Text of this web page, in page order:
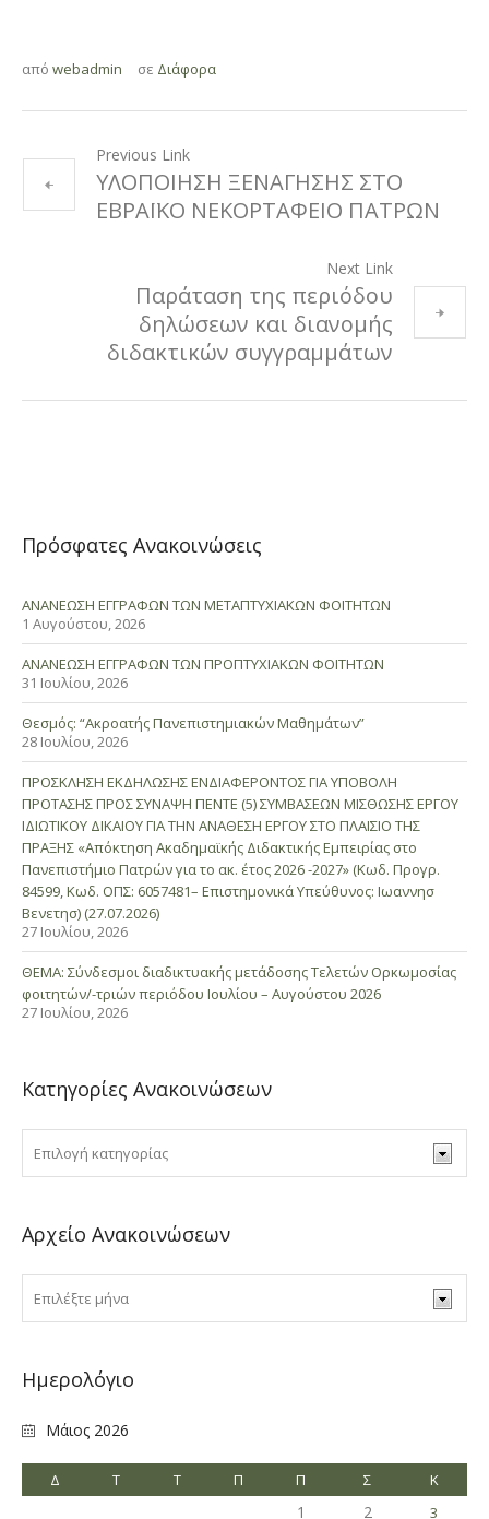
από webadmin σε Διάφορα
Previous Link
ΥΛΟΠΟΙΗΣΗ ΞΕΝΑΓΗΣΗΣ ΣΤΟ
ΕΒΡΑΪΚΟ ΝΕΚΟΡΤΑΦΕΙΟ ΠΑΤΡΩΝ
Next Link
Παράταση της περιόδου
δηλώσεων και διανομής
διδακτικών συγγραμμάτων
Πρόσφατες Ανακοινώσεις
ΑΝΑΝΕΩΣΗ ΕΓΓΡΑΦΩΝ ΤΩΝ ΜΕΤΑΠΤΥΧΙΑΚΩΝ ΦΟΙΤΗΤΩΝ
1 Αυγούστου, 2026
ΑΝΑΝΕΩΣΗ ΕΓΓΡΑΦΩΝ ΤΩΝ ΠΡΟΠΤΥΧΙΑΚΩΝ ΦΟΙΤΗΤΩΝ
31 Ιουλίου, 2026
Θεσμός: “Ακροατής Πανεπιστημιακών Μαθημάτων”
28 Ιουλίου, 2026
ΠΡΟΣΚΛΗΣΗ ΕΚΔΗΛΩΣΗΣ ΕΝΔΙΑΦΕΡΟΝΤΟΣ ΓΙΑ ΥΠΟΒΟΛΗ
ΠΡΟΤΑΣΗΣ ΠΡΟΣ ΣΥΝΑΨΗ ΠΕΝΤΕ (5) ΣΥΜΒΑΣΕΩΝ ΜΙΣΘΩΣΗΣ ΕΡΓΟΥ
ΙΔΙΩΤΙΚΟΥ ΔΙΚΑΙΟΥ ΓΙΑ ΤΗΝ ΑΝΑΘΕΣΗ ΕΡΓΟΥ ΣΤΟ ΠΛΑΙΣΙΟ ΤΗΣ
ΠΡΑΞΗΣ «Απόκτηση Ακαδημαϊκής Διδακτικής Εμπειρίας στο
Πανεπιστήμιο Πατρών για το ακ. έτος 2026 -2027» (Κωδ. Προγρ.
84599, Κωδ. ΟΠΣ: 6057481– Επιστημονικά Υπεύθυνος: Ιωαννησ
Βενετησ) (27.07.2026)
27 Ιουλίου, 2026
ΘΕΜΑ: Σύνδεσμοι διαδικτυακής μετάδοσης Τελετών Ορκωμοσίας
φοιτητών/-τριών περιόδου Ιουλίου – Αυγούστου 2026
27 Ιουλίου, 2026
Κατηγορίες Ανακοινώσεων
Αρχείο Ανακοινώσεων
Ημερολόγιο
Μάιος 2026
Δ Τ Τ Π Π Σ Κ
1 2 3